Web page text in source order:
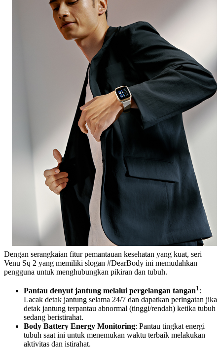
Dengan serangkaian fitur pemantauan kesehatan yang kuat, seri
Venu Sq 2 yang memiliki slogan #DearBody ini memudahkan
pengguna untuk menghubungkan pikiran dan tubuh.
Pantau denyut jantung melalui pergelangan tangan1 :
Lacak detak jantung selama 24/7 dan dapatkan peringatan jika
detak jantung terpantau abnormal (tinggi/rendah) ketika tubuh
sedang beristirahat.
Body Battery Energy Monitoring: Pantau tingkat energi
tubuh saat ini untuk menemukan waktu terbaik melakukan
aktivitas dan istirahat.